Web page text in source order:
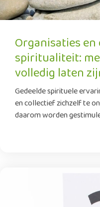
Organisaties
spiritualiteit:
volledig laten
Gedeelde spirituele
en collectief zichzelf te
daarom worden